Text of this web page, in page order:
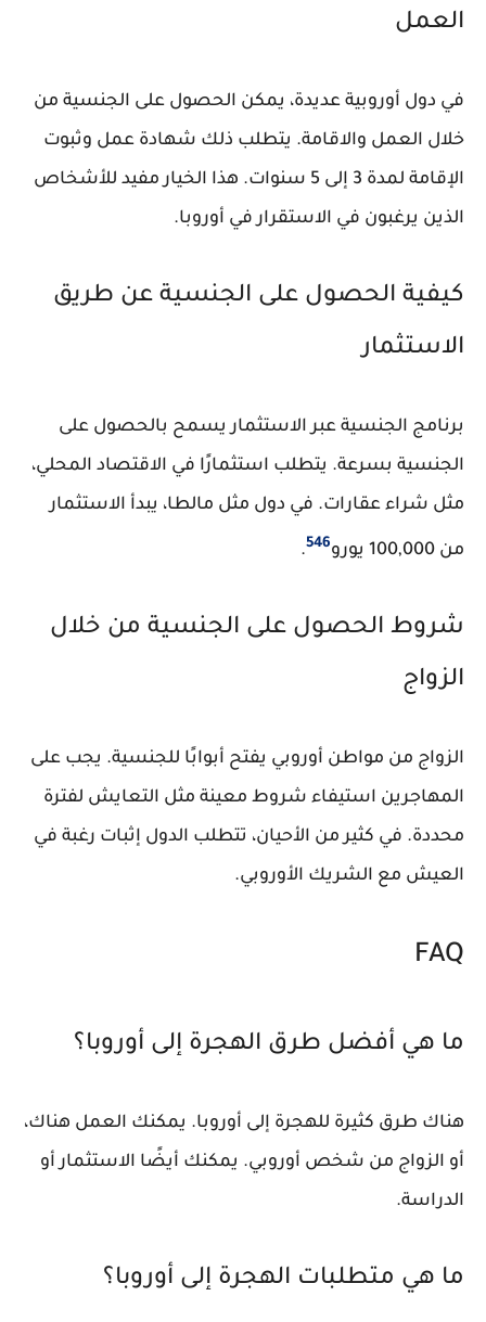
العمل
في دول أوروبية عديدة، يمكن الحصول على الجنسية من
خلال العمل والاقامة. يتطلب ذلك شهادة عمل وثبوت
الإقامة لمدة 3 إلى 5 سنوات. هذا الخيار مفيد للأشخاص
الذين يرغبون في الاستقرار في أوروبا.
كيفية الحصول على الجنسية عن طريق
الاستثمار
برنامجالجنسية عبر الاستثماريسمح بالحصول على
الجنسية بسرعة. يتطلب استثمارًا في الاقتصاد المحلي،
مثل شراء عقارات. في دول مثل مالطا، يبدأ الاستثمار
من 100,000 يورو 546
.
شروط الحصول على الجنسية من خلال
الزواج
الزواج من مواطن أوروبي يفتح أبوابًا للجنسية. يجب على
المهاجرين استيفاء شروط معينة مثل التعايش لفترة
محددة. في كثير من الأحيان، تتطلب الدول إثبات رغبة في
العيش مع الشريك الأوروبي.
FAQ
ما هي أفضل طرق الهجرة إلى أوروبا؟
هناك طرق كثيرة للهجرة إلى أوروبا. يمكنك العمل هناك،
أو الزواج من شخص أوروبي. يمكنك أيضًا الاستثمار أو
الدراسة.
ما هي متطلبات الهجرة إلى أوروبا؟